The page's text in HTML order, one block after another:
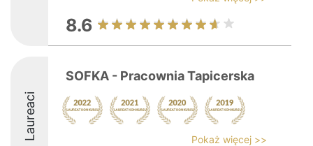
8.6
Laureaci
SOFKA - Pracownia Tapicerska
Pokaż więcej >>